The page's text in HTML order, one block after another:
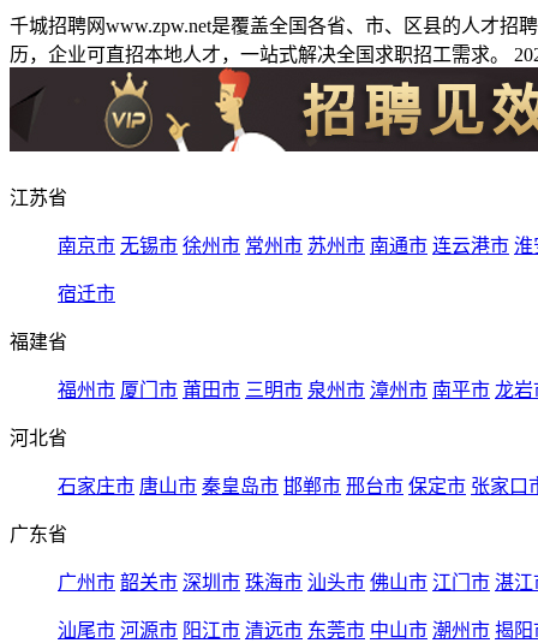
千城招聘网www.zpw.net是覆盖全国各省、市、区县的人才
历，企业可直招本地人才，一站式解决全国求职招工需求。
江苏省
南京市 无锡市 徐州市 常州市 苏州市 南通市 连云港市 淮
宿迁市
福建省
福州市 厦门市 莆田市 三明市 泉州市 漳州市 南平市 龙岩
河北省
石家庄市 唐山市 秦皇岛市 邯郸市 邢台市 保定市 张家口
广东省
广州市 韶关市 深圳市 珠海市 汕头市 佛山市 江门市 湛江
汕尾市 河源市 阳江市 清远市 东莞市 中山市 潮州市 揭阳